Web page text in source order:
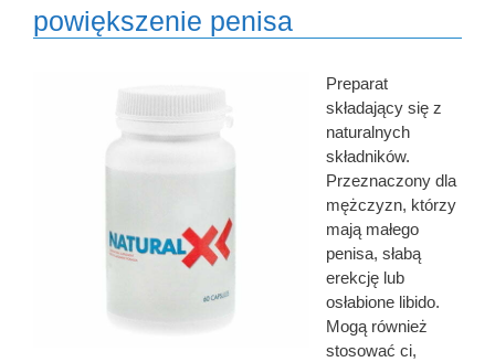
powiększenie penisa
Preparat
składający się z
naturalnych
składników.
Przeznaczony dla
mężczyzn, którzy
mają małego
penisa, słabą
erekcję lub
osłabione libido.
Mogą również
stosować ci,